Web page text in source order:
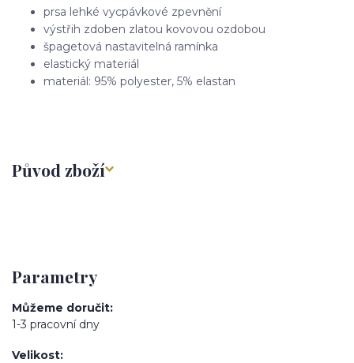
prsa lehké vycpávkové zpevnění
výstřih zdoben zlatou kovovou ozdobou
špagetová nastavitelná ramínka
elastický materiál
materiál: 95% polyester, 5% elastan
Původ zboží
Parametry
Můžeme doručit
1-3 pracovní dny
Velikost